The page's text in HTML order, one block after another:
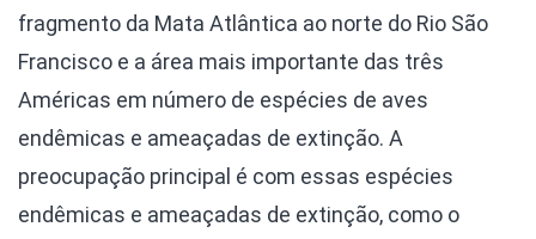
fragmento da Mata Atlântica ao norte do Rio São
Francisco e a área mais importante das três
Américas em número de espécies de aves
endêmicas e ameaçadas de extinção. A
preocupação principal é com essas espécies
endêmicas e ameaçadas de extinção, como o